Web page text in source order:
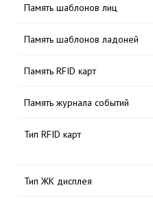
Память шаблонов лиц
Память шаблонов ладоней
Память RFID карт
Память журнала событий
Тип RFID карт
Тип ЖК дисплея